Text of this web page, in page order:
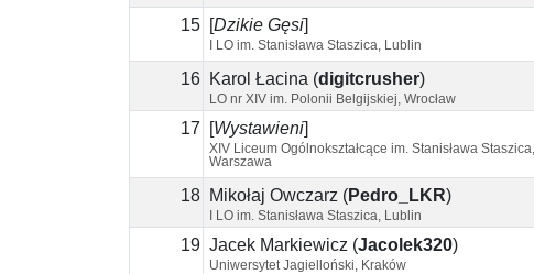
15 Dzikie Gęsi
I LO im. Stanisława Staszica, Lublin
16 Karol Łacina (digitcrusher)
LO nr XIV im. Polonii Belgijskiej, Wrocław
17 Wystawieni
XIV Liceum Ogólnokształcące im. Stanisława Staszica,
Warszawa
18 Mikołaj Owczarz (Pedro_LKR)
I LO im. Stanisława Staszica, Lublin
19 Jacek Markiewicz (Jacolek320)
Uniwersytet Jagielloński, Kraków